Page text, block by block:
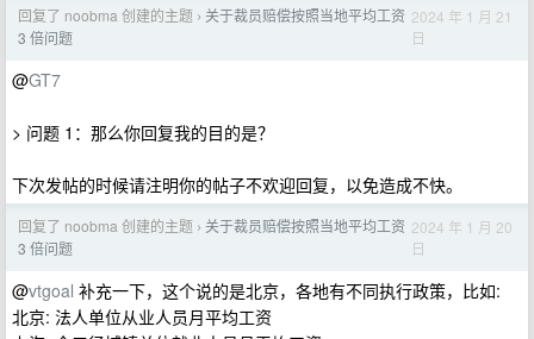
回复了 noobma 创建的主题 › 关于裁员赔偿按照当地平均工资
3 倍问题
2024 年 1 月 21
日
@GT7
> 问题 1：那么你回复我的目的是？
下次发帖的时候请注明你的帖子不欢迎回复，以免造成不快。
回复了 noobma 创建的主题 › 关于裁员赔偿按照当地平均工资
3 倍问题
2024 年 1 月 20
日
@vtgoal 补充一下，这个说的是北京，各地有不同执行政策，比如:
北京: 法人单位从业人员月平均工资